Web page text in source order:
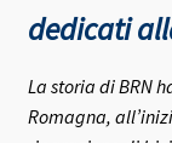
dedicati
La storia di BRN
Romagna,